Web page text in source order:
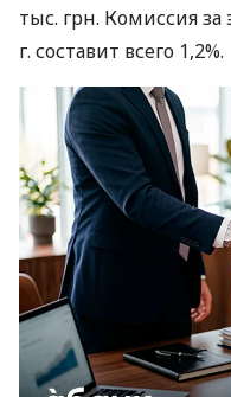
тыс. грн. Комиссия за
г. составит всего 1,2%.